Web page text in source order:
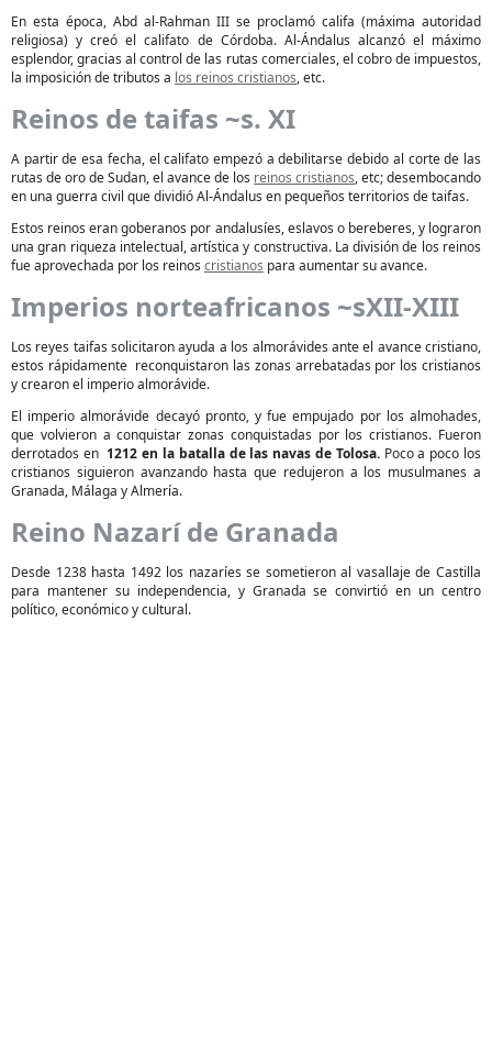
En esta época, Abd al-Rahman III se proclamó califa (máxima autoridad
religiosa) y creó el califato de Córdoba. Al-Ándalus alcanzó el máximo
esplendor, gracias al control de las rutas comerciales, el cobro de impuestos,
la imposición de tributos a los reinos cristianos, etc.
Reinos de taifas ~s. XI
A partir de esa fecha, el califato empezó a debilitarse debido al corte de las
rutas de oro de Sudan, el avance de los reinos cristianos, etc; desembocando
en una guerra civil que dividió Al-Ándalus en pequeños territorios de taifas.
Estos reinos eran goberanos por andalusíes, eslavos o bereberes, y lograron
una gran riqueza intelectual, artística y constructiva. La división de los reinos
fue aprovechada por los reinos cristianos para aumentar su avance.
Imperios norteafricanos ~sXII-XIII
Los reyes taifas solicitaron ayuda a los almorávides ante el avance cristiano,
estos rápidamente reconquistaron las zonas arrebatadas por los cristianos
y crearon el imperio almorávide.
El imperio almorávide decayó pronto, y fue empujado por los almohades,
que volvieron a conquistar zonas conquistadas por los cristianos. Fueron
derrotados en 1212 en la batalla de las navas de Tolosa. Poco a poco los
cristianos siguieron avanzando hasta que redujeron a los musulmanes a
Granada, Málaga y Almería.
Reino Nazarí de Granada
Desde 1238 hasta 1492 los nazaríes se sometieron al vasallaje de Castilla
para mantener su independencia, y Granada se convirtió en un centro
político, económico y cultural.